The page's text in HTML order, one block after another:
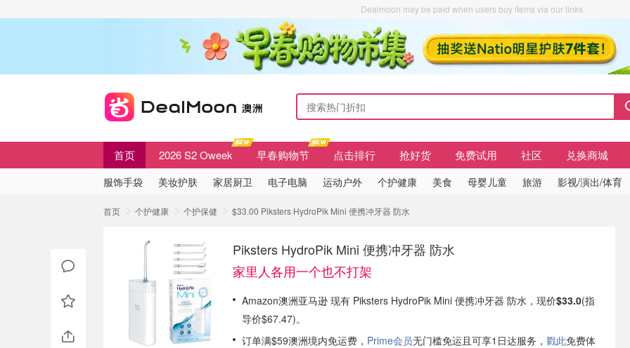
Dealmoon may be paid when users buy items via our links.
首页 2026 S2 Oweek 早春购物节 点击排行 抢好货 免费试用 社区 兑换商城
服饰手袋 美妆护肤 家居厨卫 电子电脑 运动户外 个护健康 美食 母婴儿童 旅游 影视/演出/体育
首页 个护健康 个护保健 $33.00 Piksters HydroPik Mini 便携冲牙器 防水
Piksters HydroPik Mini 便携冲牙器 防水
家里人各用一个也不打架
Amazon澳洲亚马逊 现有 Piksters HydroPik Mini 便携冲牙器 防水，现价$33.0(指
导价$67.47)。
订单满$59澳洲境内免运费， Prime会员无门槛免运且可享1日达服务， 戳此免费体